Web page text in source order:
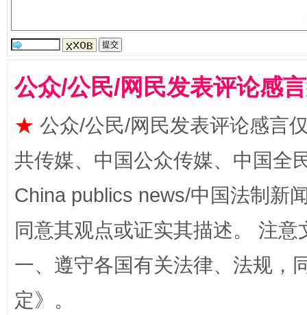
阿坝州三大球赛在茂县开幕 规模
公众/公民/网民发表评论感
★ 公众/公民/网民发表评论感言
共传媒、中国公众传媒、中国全
China publics news/中国法制新
同意其观点或证实其描述。 注
一、遵守各国有关法律、法规，
定》。